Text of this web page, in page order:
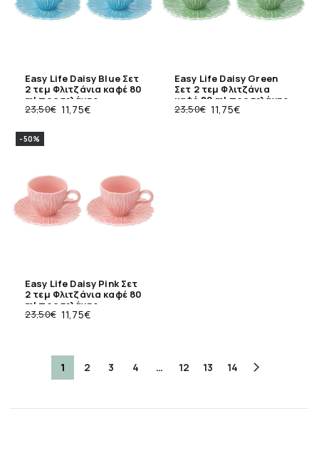
Easy Life Daisy Blue Σετ
2 τεμ Φλιτζάνια καφέ 80
ml πορσελάνης
23,50€ 11,75€
Easy Life Daisy Green
Σετ 2 τεμ Φλιτζάνια
καφέ 80 ml πορσελάνης
23,50€ 11,75€
-50%
Easy Life Daisy Pink Σετ
2 τεμ Φλιτζάνια καφέ 80
ml πορσελάνης
23,50€ 11,75€
1 2 3 4 … 12 13 14